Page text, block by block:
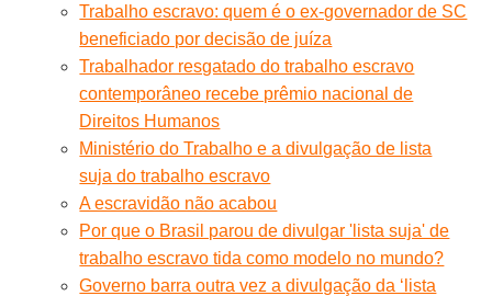
Trabalho escravo: quem é o ex-governador de SC
beneficiado por decisão de juíza
Trabalhador resgatado do trabalho escravo
contemporâneo recebe prêmio nacional de
Direitos Humanos
Ministério do Trabalho e a divulgação de lista
suja do trabalho escravo
A escravidão não acabou
Por que o Brasil parou de divulgar 'lista suja' de
trabalho escravo tida como modelo no mundo?
Governo barra outra vez a divulgação da ‘lista